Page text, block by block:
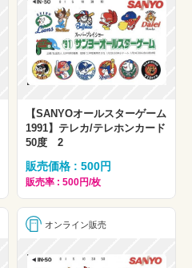
【SANYOオールスターゲーム
1991】テレカ/テレホンカード
50度 2
販売価格 : 500円
販売率 : 500円/枚
オンライン販売